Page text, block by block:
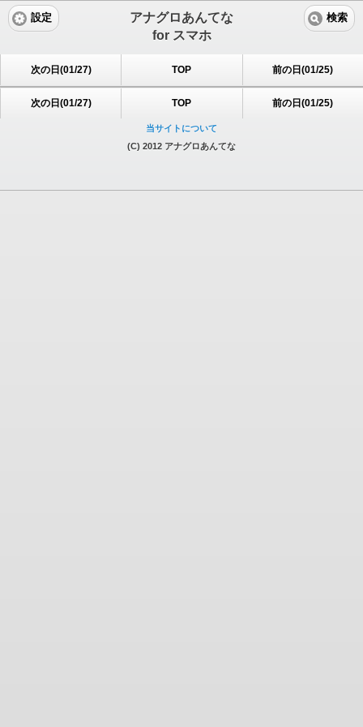
アナグロあんてな
for スマホ
設定 検索
次の日(01/27) TOP 前の日(01/25)
次の日(01/27) TOP 前の日(01/25)
当サイトについて
(C) 2012 アナグロあんてな